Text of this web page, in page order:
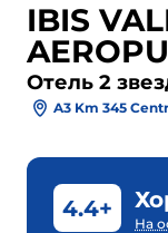
IBIS
Отель 2
A3 Km 345
4.4+
На